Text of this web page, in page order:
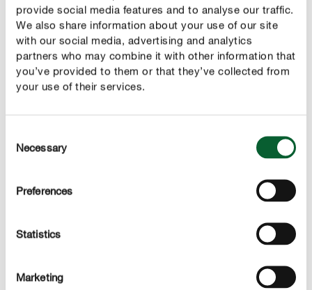
provide social media features and to analyse our traffic.
We also share information about your use of our site
with our social media, advertising and analytics
partners who may combine it with other information that
you’ve provided to them or that they’ve collected from
your use of their services.
Selection
Necessary
Preferences
Statistics
Marketing
ghiaccio o santi dell'ultimo freddo deriva dal linguaggio
popolare. Fa riferimento non soltanto ai giorni di
calendario rilevanti per la semina, bensì anche ad alcuni
giorni in cui vengono commemorati alcuni vescovi e
martiri cattolici: san Mamerto (11 maggio), san
spesso, in passato, si sono verificate gelate tardive in tali
occasioni, queste personalità vengono tradizionalmente
Il vecchio detto risale ad un tempo precedente la riforma
cancellazione di dieci giorni dal calendario. Dal